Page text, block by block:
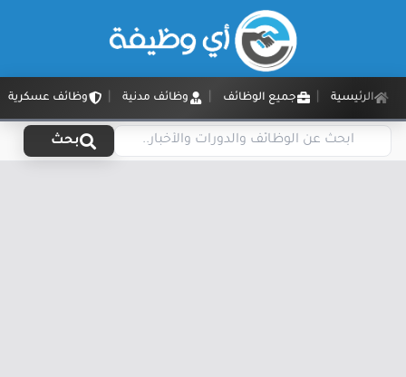
الرئيسية جميع الوظائف وظائف مدنية وظائف عسكرية
بحث